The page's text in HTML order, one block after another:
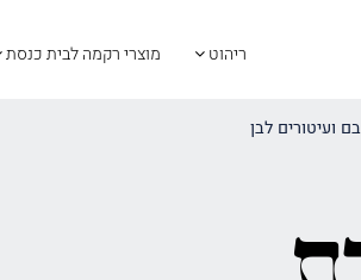
ריהוט מוצרי רקמה לבית כנסת
ועיטורים לבן